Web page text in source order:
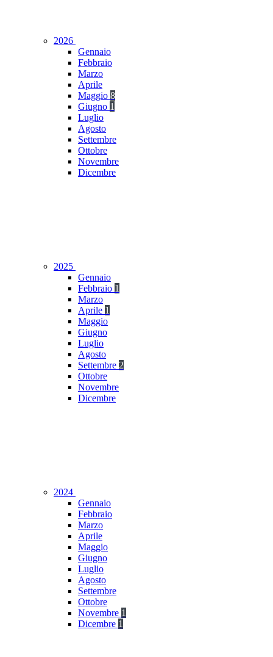
2026
Gennaio
Febbraio
Marzo
Aprile
Maggio 8
Giugno 1
Luglio
Agosto
Settembre
Ottobre
Novembre
Dicembre
2025
Gennaio
Febbraio 1
Marzo
Aprile 1
Maggio
Giugno
Luglio
Agosto
Settembre 2
Ottobre
Novembre
Dicembre
2024
Gennaio
Febbraio
Marzo
Aprile
Maggio
Giugno
Luglio
Agosto
Settembre
Ottobre
Novembre 1
Dicembre 1